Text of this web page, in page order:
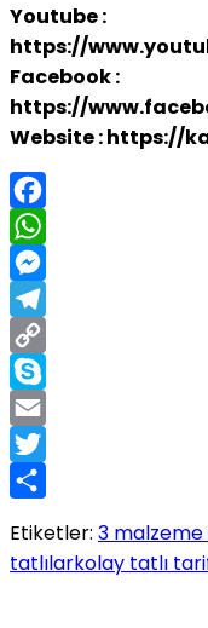
Youtube :
https://
Facebook :
https://
Website : https://
Facebook
WhatsApp
Messenger
Telegram
Copy
Link
Skype
Email
Twitter
Etiketler: 3 malzeme
tatlılarkolay tatlı